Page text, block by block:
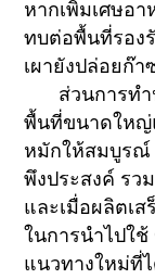
หากเพิ่มเศษอา
ทบต่อพื้นที่รอง
เผายังปล่อยก๊
ส่วนการท
พื้นที่ขนาดใหญ่
หมักให้สมบูรณ์
พึงประสงค์ รว
และเมื่อผลิตเ
ในการนำไปใ
แนวทางใหม่ที่